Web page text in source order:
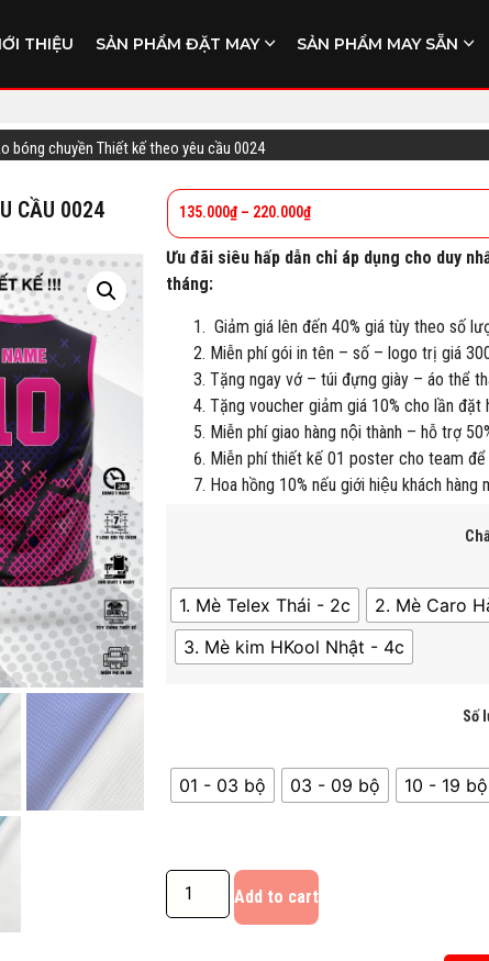
THIỆU SẢN PHẨM ĐẶT MAY SẢN PHẨM MAY SẴN
bóng chuyền Thiết kế theo yêu cầu 0024
CẦU 0024 135.000₫– 220.000₫
Ưu đãi siêu hấp dẫn chỉ áp dụng cho duy
tháng:
Giảm giá lên đến 40% giá tùy theo số
Miễn phí gói in tên – số – logo trị giá
Tặng ngay vớ – túi đựng giày – áo thể
Tặng voucher giảm giá 10% cho lần đặt
Miễn phí giao hàng nội thành – hỗ trợ
Miễn phí thiết kế 01 poster cho team
Hoa hồng 10% nếu giới hiệu khách hàng
1. Mè Telex Thái - 2c
2. Mè Caro
3. Mè kim HKool Nhật - 4c
Số
01 - 03 bộ 03 - 09 bộ 10 - 19 bộ
Add to cart